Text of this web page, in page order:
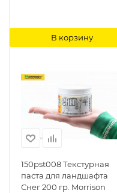
В корзину
150pst008 Текстурная
паста для ландшафта
Снег 200 гр. Morrison